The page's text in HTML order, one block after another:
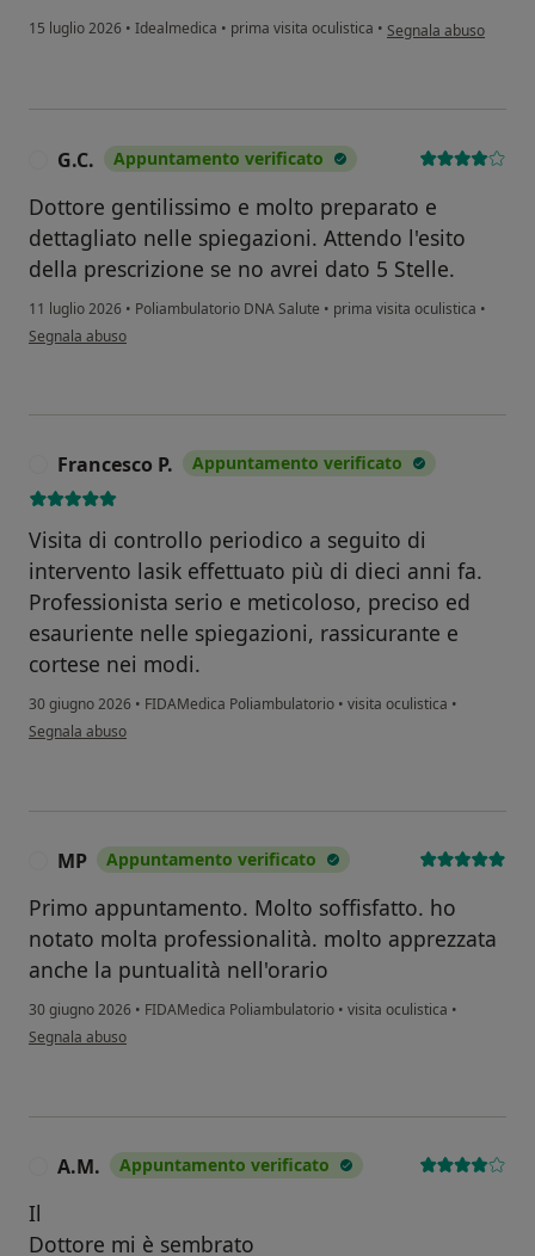
15 luglio 2026 • Idealmedica • prima visita oculistica • secondo l'opinione
Segnala abuso
G.C. Appuntamento verificato
Dottore gentilissimo e molto preparato e
dettagliato nelle spiegazioni. Attendo l'esito
della prescrizione se no avrei dato 5 Stelle.
11 luglio 2026 • Poliambulatorio DNA Salute • prima visita oculistica •
secondo l'opinione dell'utente G.C.
Segnala abuso
Francesco P. Appuntamento verificato
Visita di controllo periodico a seguito di
intervento lasik effettuato più di dieci anni fa.
Professionista serio e meticoloso, preciso ed
esauriente nelle spiegazioni, rassicurante e
cortese nei modi.
30 giugno 2026 • FIDAMedica Poliambulatorio • visita oculistica •
secondo l'opinione dell'utente Francesco P.
Segnala abuso
MP Appuntamento verificato
Primo appuntamento. Molto soffisfatto. ho
notato molta professionalità. molto apprezzata
anche la puntualità nell'orario
30 giugno 2026 • FIDAMedica Poliambulatorio • visita oculistica •
secondo l'opinione dell'utente MP
Segnala abuso
A.M. Appuntamento verificato
Il
Dottore mi è sembrato